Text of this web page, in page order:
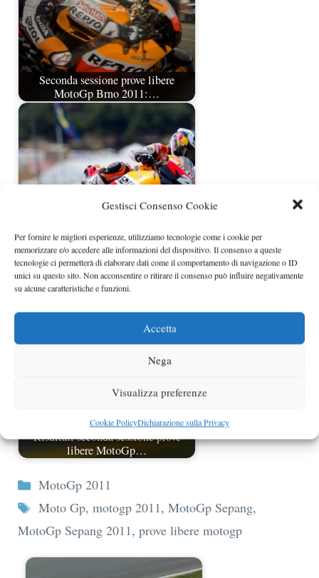
Gestisci Consenso Cookie
Per fornire le migliori esperienze, utilizziamo tecnologie come i cookie per
memorizzare e/o accedere alle informazioni del dispositivo. Il consenso a queste
tecnologie ci permetterà di elaborare dati come il comportamento di navigazione o ID
unici su questo sito. Non acconsentire o ritirare il consenso può influire negativamente
su alcune caratteristiche e funzioni.
Accetta
Nega
Visualizza preferenze
Cookie PolicyDichiarazione sulla Privacy
Seconda sessione prove libere
MotoGp Brno 2011:…
Prima sessione prove libere MotoGp
Aragon 2011:…
Risultati seconda sessione prove
libere MotoGp…
Categorie
MotoGp 2011
Tag
Moto Gp, motogp 2011, MotoGp Sepang,
MotoGp Sepang 2011, prove libere motogp